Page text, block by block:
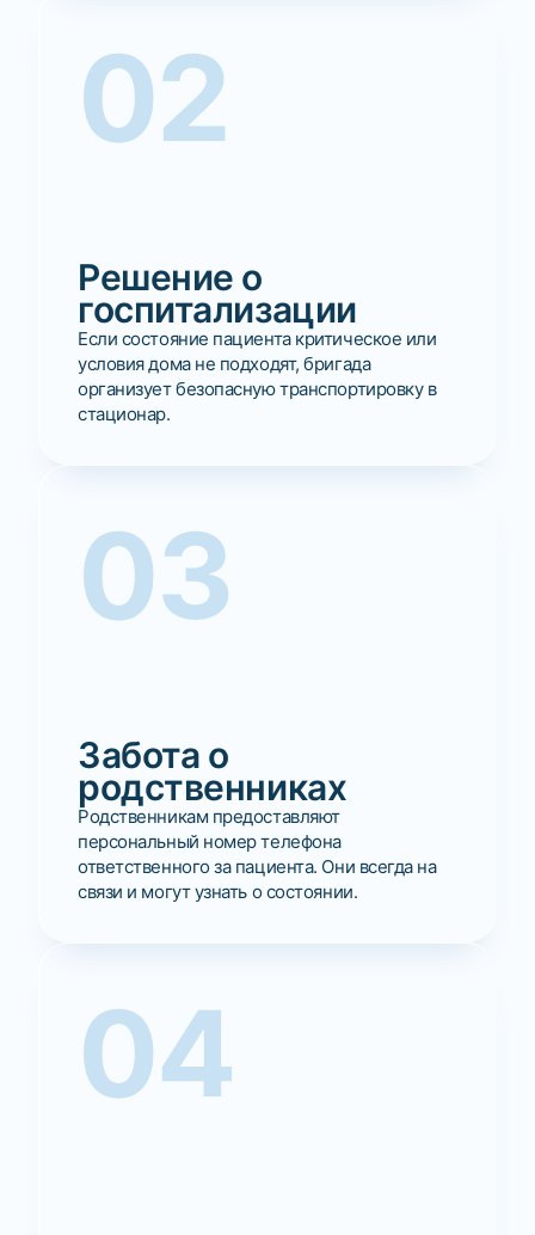
02
Решение о
госпитализации
Если состояние пациента критическое или
условия дома не подходят, бригада
организует безопасную транспортировку в
стационар.
03
Забота о
родственниках
Родственникам предоставляют
персональный номер телефона
ответственного за пациента. Они всегда на
связи и могут узнать о состоянии.
04